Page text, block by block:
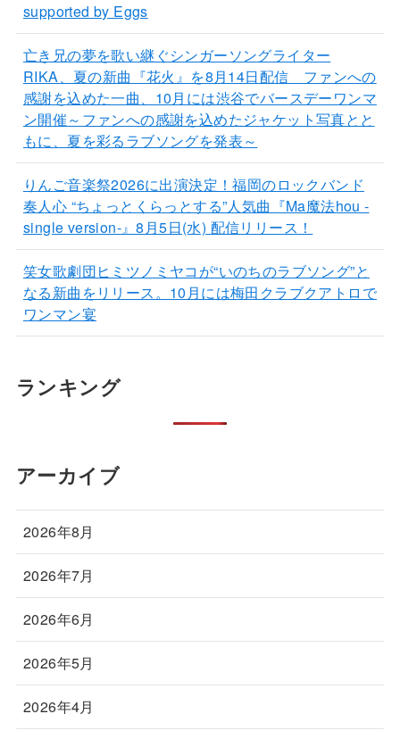
supported by Eggs
亡き兄の夢を歌い継ぐシンガーソングライター
RIKA、夏の新曲『花火』を8月14日配信 ファンへの
感謝を込めた一曲、10月には渋谷でバースデーワンマ
ン開催～ファンへの感謝を込めたジャケット写真とと
もに、夏を彩るラブソングを発表～
りんご音楽祭2026に出演決定！福岡のロックバンド
奏人心 “ちょっとくらっとする”人気曲『Ma魔法hou -
single version-』8月5日(水) 配信リリース！
笑女歌劇団ヒミツノミヤコが“いのちのラブソング”と
なる新曲をリリース。10月には梅田クラブクアトロで
ワンマン宴
ランキング
アーカイブ
2026年8月
2026年7月
2026年6月
2026年5月
2026年4月